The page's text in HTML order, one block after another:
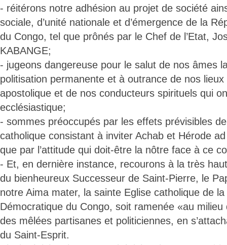
- réitérons notre adhésion au projet de société
sociale, d’unité nationale et d’émergence de la
du Congo, tel que prônés par le Chef de l’Etat,
KABANGE;
- jugeons dangereuse pour le salut de nos âmes
politisation permanente et à outrance de nos
apostolique et de nos conducteurs spirituels qui
ecclésiastique;
- sommes préoccupés par les effets prévisibles
catholique consistant à inviter Achab et Hérode
que par l’attitude qui doit-être la nôtre face à ce
- Et, en dernière instance, recourons à la très
du bienheureux Successeur de Saint-Pierre, le
notre Aima mater, la sainte Eglise catholique de
Démocratique du Congo, soit ramenée «au
des mêlées partisanes et politiciennes, en
du Saint-Esprit.